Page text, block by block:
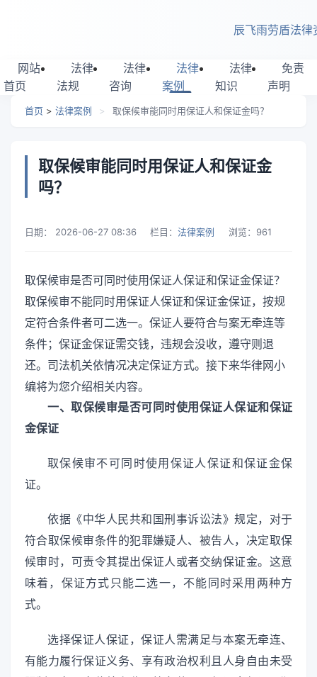
辰飞雨劳盾法律
网站
首页
法律
法规
法律
咨询
法律
案例
法律
知识
免责
声明
首页 > 法律案例 > 取保候审能同时用保证人和保证金吗？
取保候审能同时用保证人和保证金
吗？
日期： 2026-06-27 08:36 栏目： 法律案例 浏览： 961
取保候审是否可同时使用保证人保证和保证金保证？
取保候审不能同时用保证人保证和保证金保证，按规
定符合条件者可二选一。保证人要符合与案无牵连等
条件；保证金保证需交钱，违规会没收，遵守则退
还。司法机关依情况决定保证方式。接下来华律网小
编将为您介绍相关内容。
一、取保候审是否可同时使用保证人保证和保证
金保证
取保候审不可同时使用保证人保证和保证金保
证。
依据《中华人民共和国刑事诉讼法》规定，对于
符合取保候审条件的犯罪嫌疑人、被告人，决定取保
候审时，可责令其提出保证人或者交纳保证金。这意
味着，保证方式只能二选一，不能同时采用两种方
式。
选择保证人保证，保证人需满足与本案无牵连、
有能力履行保证义务、享有政治权利且人身自由未受